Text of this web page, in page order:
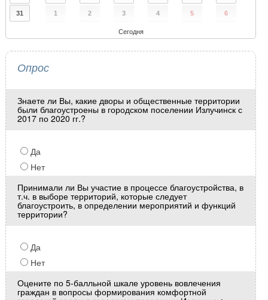
31 1 2 3 4 5 6
Сегодня
Опрос
Знаете ли Вы, какие дворы и общественные территории
были благоустроены в городском поселении Излучинск с
2017 по 2020 гг.?
Да
Нет
Принимали ли Вы участие в процессе благоустройства, в
т.ч. в выборе территорий, которые следует
благоустроить, в определении мероприятий и функций
территории?
Да
Нет
Оцените по 5-балльной шкале уровень вовлечения
граждан в вопросы формирования комфортной